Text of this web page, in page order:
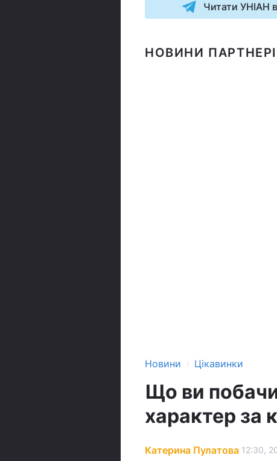
Читати УНІАН
НОВИНИ
Новини › Цікавинки
Що ви
характер за
Катерина Пулатова 12:30,